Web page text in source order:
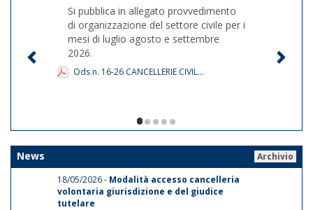
Si pubblica in allegato provvedimento
di organizzazione del settore civile per i
mesi di luglio agosto e settembre
2026.
Ods n. 16-26 CANCELLERIE CIVIL...
1/5
News
Archivio
18/05/2026 - Modalità accesso cancelleria
volontaria giurisdizione e del giudice
tutelare